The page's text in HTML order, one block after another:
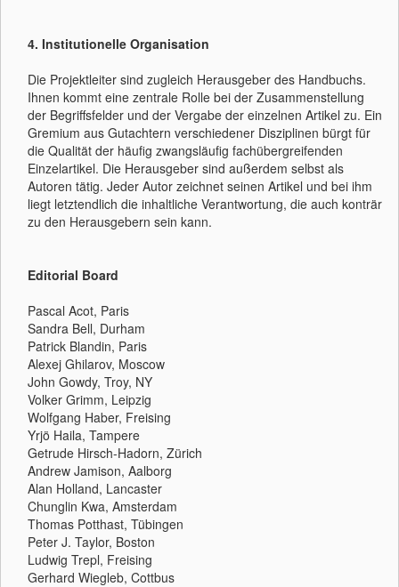
4. Institutionelle Organisation
Die Projektleiter sind zugleich Herausgeber des Handbuchs.
Ihnen kommt eine zentrale Rolle bei der Zusammenstellung
der Begriffsfelder und der Vergabe der einzelnen Artikel zu. Ein
Gremium aus Gutachtern verschiedener Disziplinen bürgt für
die Qualität der häufig zwangsläufig fachübergreifenden
Einzelartikel. Die Herausgeber sind außerdem selbst als
Autoren tätig. Jeder Autor zeichnet seinen Artikel und bei ihm
liegt letztendlich die inhaltliche Verantwortung, die auch konträr
zu den Herausgebern sein kann.
Editorial Board
Pascal Acot, Paris
Sandra Bell, Durham
Patrick Blandin, Paris
Alexej Ghilarov, Moscow
John Gowdy, Troy, NY
Volker Grimm, Leipzig
Wolfgang Haber, Freising
Yrjö Haila, Tampere
Getrude Hirsch-Hadorn, Zürich
Andrew Jamison, Aalborg
Alan Holland, Lancaster
Chunglin Kwa, Amsterdam
Thomas Potthast, Tübingen
Peter J. Taylor, Boston
Ludwig Trepl, Freising
Gerhard Wiegleb, Cottbus